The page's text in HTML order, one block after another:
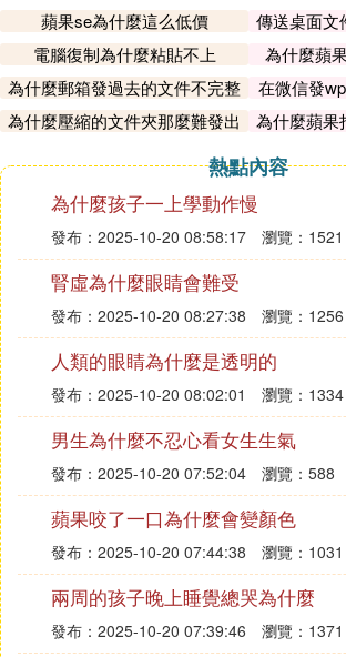
蘋果se為什麼這么低價
傳送桌面文
電腦復制為什麼粘貼不上
為什麼蘋
為什麼郵箱發過去的文件不完整
呢
在微信發
為什麼壓縮的文件夾那麼難發出
為什麼蘋果
熱點內容
為什麼孩子一上學動作慢
發布：2025-10-20 08:58:17 瀏覽：1521
腎虛為什麼眼睛會難受
發布：2025-10-20 08:27:38 瀏覽：1256
人類的眼睛為什麼是透明的
發布：2025-10-20 08:02:01 瀏覽：1334
男生為什麼不忍心看女生生氣
發布：2025-10-20 07:52:04 瀏覽：588
蘋果咬了一口為什麼會變顏色
發布：2025-10-20 07:44:38 瀏覽：1031
兩周的孩子晚上睡覺總哭為什麼
發布：2025-10-20 07:39:46 瀏覽：1371